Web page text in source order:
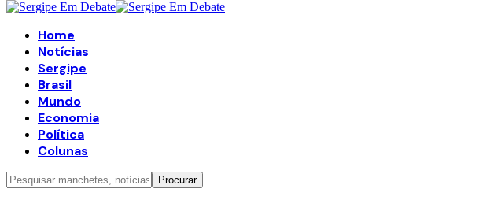
Home
Notícias
Sergipe
Brasil
Mundo
Economia
Política
Colunas